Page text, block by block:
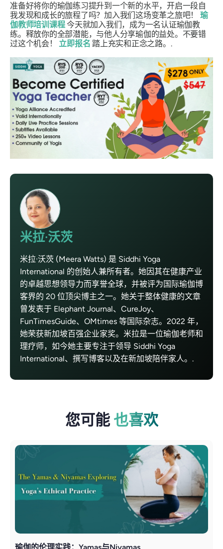
准备好将你的瑜伽练习提升到一个新的水平，开启一段自
我发现和成长的旅程了吗？加入我们这场变革之旅吧！瑜
伽教师培训课程今天就加入我们，成为一名认证瑜伽教
练。释放你的全部潜能，与他人分享瑜伽的益处。不要错
过这个机会！ 立即报名 踏上充实和正念之路。.
米拉·沃茨
米拉·沃茨 (Meera Watts) 是 Siddhi Yoga
International 的创始人兼所有者。她因其在健康产业
的卓越思想领导力而享誉全球，并被评为国际瑜伽博
客界的 20 位顶尖博主之一。她关于整体健康的文章
曾发表于 Elephant Journal、CureJoy、
FunTimesGuide、OMtimes 等国际杂志。2022 年，
她荣获新加坡百强企业家奖。米拉是一位瑜伽老师和
理疗师，如今她主要专注于领导 Siddhi Yoga
International、撰写博客以及在新加坡陪伴家人。.
您可能 也喜欢